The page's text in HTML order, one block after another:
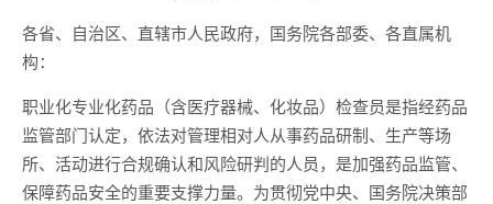
各省、自治区、直辖市人民政府，国务院各部委、各直属机
构：
职业化专业化药品（含医疗器械、化妆品）检查员是指经药品
监管部门认定，依法对管理相对人从事药品研制、生产等场
所、活动进行合规确认和风险研判的人员，是加强药品监管、
保障药品安全的重要支撑力量。为贯彻党中央、国务院决策部